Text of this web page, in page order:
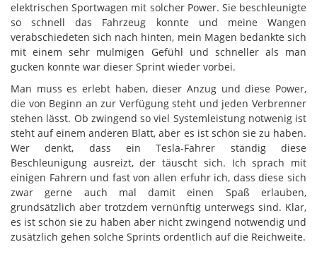
elektrischen Sportwagen mit solcher Power. Sie beschleunigte
so schnell das Fahrzeug konnte und meine Wangen
verabschiedeten sich nach hinten, mein Magen bedankte sich
mit einem sehr mulmigen Gefühl und schneller als man
gucken konnte war dieser Sprint wieder vorbei.
Man muss es erlebt haben, dieser Anzug und diese Power,
die von Beginn an zur Verfügung steht und jeden Verbrenner
stehen lässt. Ob zwingend so viel Systemleistung notwenig ist
steht auf einem anderen Blatt, aber es ist schön sie zu haben.
Wer denkt, dass ein Tesla-Fahrer ständig diese
Beschleunigung ausreizt, der täuscht sich. Ich sprach mit
einigen Fahrern und fast von allen erfuhr ich, dass diese sich
zwar gerne auch mal damit einen Spaß erlauben,
grundsätzlich aber trotzdem vernünftig unterwegs sind. Klar,
es ist schön sie zu haben aber nicht zwingend notwendig und
zusätzlich gehen solche Sprints ordentlich auf die Reichweite.